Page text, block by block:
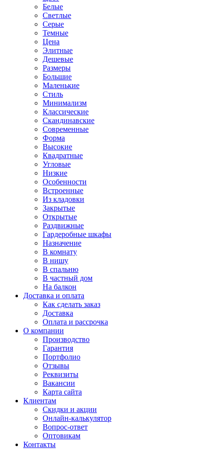
Белые
Светлые
Серые
Темные
Цена
Элитные
Дешевые
Размеры
Большие
Маленькие
Стиль
Минимализм
Классические
Скандинавские
Современные
Форма
Высокие
Квадратные
Угловые
Низкие
Особенности
Встроенные
Из кладовки
Закрытые
Открытые
Раздвижные
Гардеробные шкафы
Назначение
В комнату
В нишу
В спальню
В частный дом
На балкон
Доставка и оплата
Как сделать заказ
Доставка
Оплата и рассрочка
О компании
Производство
Гарантия
Портфолио
Отзывы
Реквизиты
Вакансии
Карта сайта
Клиентам
Скидки и акции
Онлайн-калькулятор
Вопрос-ответ
Оптовикам
Контакты